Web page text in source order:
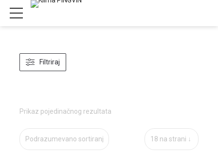
Prikaz pojedinačnog rezultata
Filtriraj